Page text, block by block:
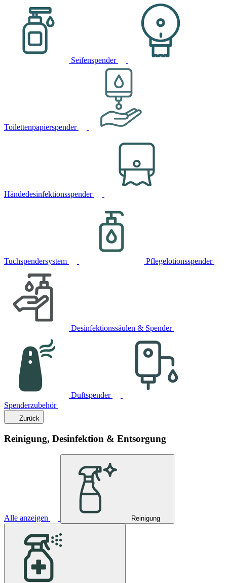
Seifenspender
Toilettenpapierspender
Händedesinfektionsspender
Tuchspendersystem Pflegelotionsspender
Desinfektionssäulen & Spender
Duftspender
Spenderzubehör
Zurück
Reinigung, Desinfektion & Entsorgung
Alle anzeigen Reinigung